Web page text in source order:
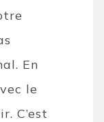
En
le
C’est